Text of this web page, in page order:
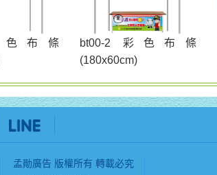
色布條
bt00-2 彩色布條
(180x60cm)
孟勛廣告 版權所有 轉載必究